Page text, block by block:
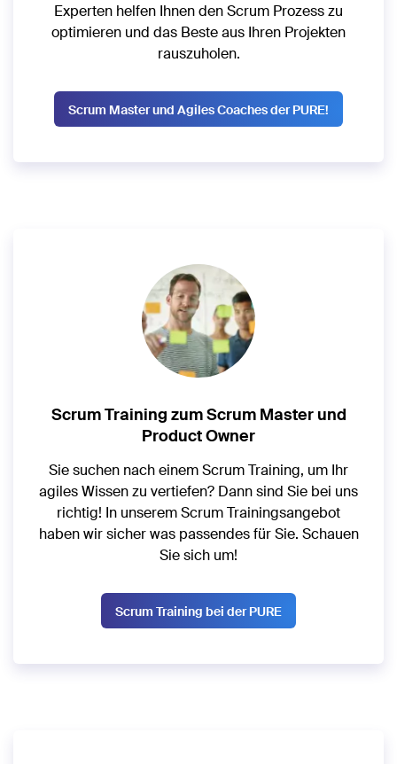
Experten helfen Ihnen den Scrum Prozess zu
optimieren und das Beste aus Ihren Projekten
rauszuholen.
Scrum Master und Agiles Coaches der PURE!
Scrum Training zum Scrum Master und
Product Owner
Sie suchen nach einem Scrum Training, um Ihr
agiles Wissen zu vertiefen? Dann sind Sie bei uns
richtig! In unserem Scrum Trainingsangebot
haben wir sicher was passendes für Sie. Schauen
Sie sich um!
Scrum Training bei der PURE